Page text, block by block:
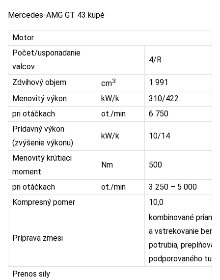
Mercedes-AMG GT 43 kupé
Motor
Počet/usporiadanie
valcov
4/R
Zdvihový objem cm3
1 991
Menovitý výkon
kW/k
310/422
pri otáčkach
ot./min
6 750
Prídavný výkon
(zvýšenie výkonu)
kW/k 10/14
Menovitý krútiaci
moment
Nm 500
pri otáčkach ot./min
3 250 – 5 000
Kompresný pomer
10,0
Príprava zmesi
kombinované
a vstrekovanie
potrubia,
podporovaného
Prenos sily